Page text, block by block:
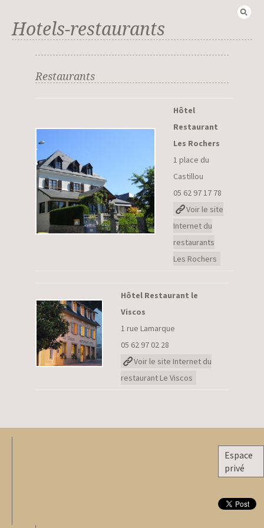
Hotels-restaurants
Restaurants
Hôtel
Restaurant
Les Rochers
1 place du
Castillou
05 62 97 17 78
Voir le site
Internet du
restaurants
Les Rochers
Hôtel Restaurant le
Viscos
1 rue Lamarque
05 62 97 02 28
Voir le site Internet du
restaurant Le Viscos
Espace
privé